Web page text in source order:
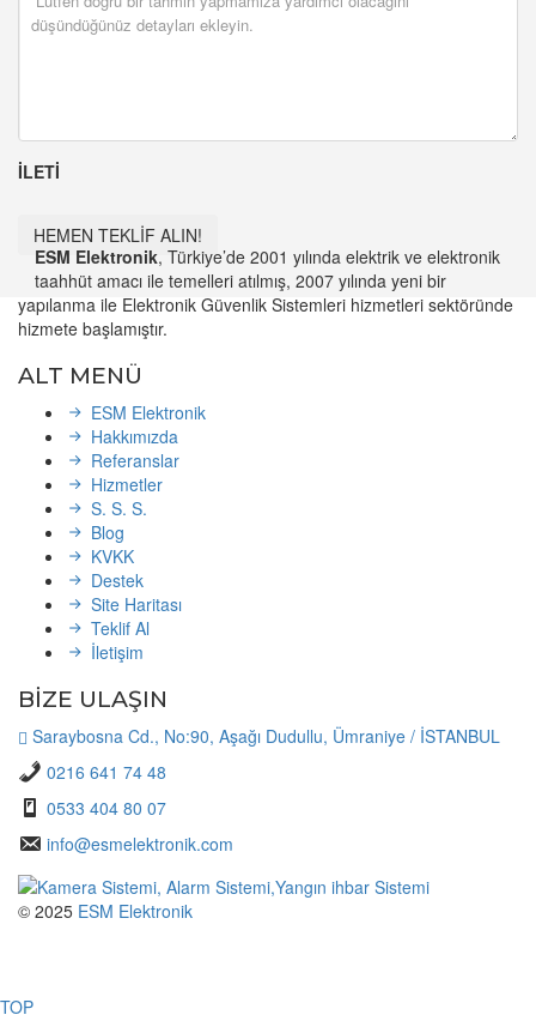
İLETİ
HEMEN TEKLİF ALIN!
ESM Elektronik, Türkiye’de 2001 yılında elektrik ve elektronik
taahhüt amacı ile temelleri atılmış, 2007 yılında yeni bir
yapılanma ile Elektronik Güvenlik Sistemleri hizmetleri sektöründe
hizmete başlamıştır.
ALT MENÜ
ESM Elektronik
Hakkımızda
Referanslar
Hizmetler
S. S. S.
Blog
KVKK
Destek
Site Haritası
Teklif Al
İletişim
BİZE ULAŞIN
Saraybosna Cd., No:90, Aşağı Dudullu, Ümraniye / İSTANBUL
0216 641 74 48
0533 404 80 07
info@esmelektronik.com
© 2025 ESM Elektronik
TOP